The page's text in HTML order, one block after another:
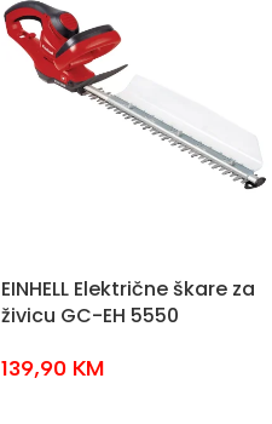
EINHELL Električne škare za
živicu GC-EH 5550
139,90 KM